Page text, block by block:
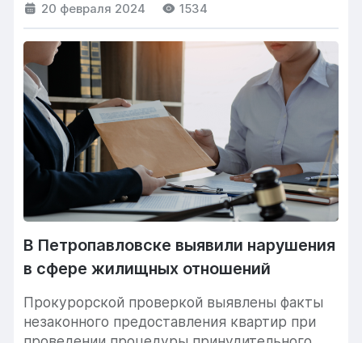
13 земельных участков по улице...
20 февраля 2024 1534
В Петропавловске выявили нарушения
в сфере жилищных отношений
Прокурорской проверкой выявлены факты
незаконного предоставления квартир при